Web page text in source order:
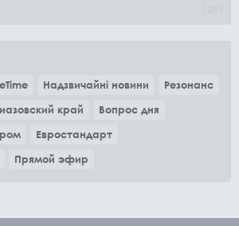
Надзвичайні новини
Резонанс
край
Вопрос дня
Евростандарт
Прямой эфир